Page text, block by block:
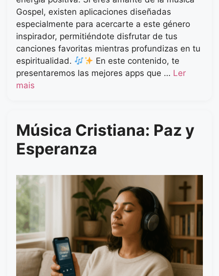
Gospel, existen aplicaciones diseñadas
especialmente para acercarte a este género
inspirador, permitiéndote disfrutar de tus
canciones favoritas mientras profundizas en tu
espiritualidad.
En este contenido, te
presentaremos las mejores apps que … Ler
mais
Música Cristiana: Paz y
Esperanza